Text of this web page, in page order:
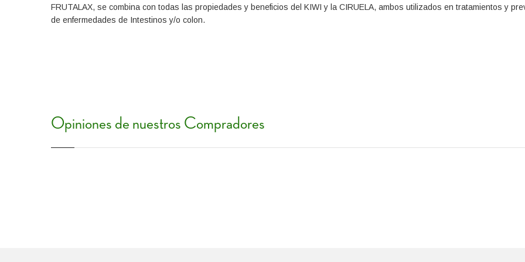
FRUTALAX, se combina con todas las propiedades y beneficios del KIWI y la CIRUELA, ambos utilizados en tratamientos y
de enfermedades de Intestinos y/o colon.
Opiniones de nuestros Compradores